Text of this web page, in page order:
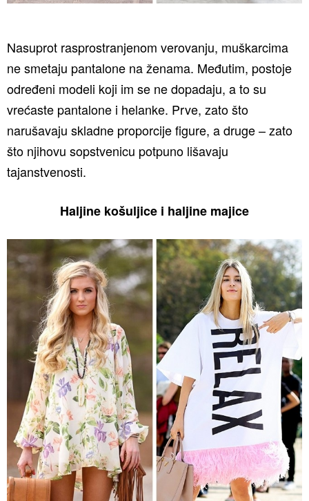
Nasuprot rasprostranjenom verovanju, muškarcima
ne smetaju pantalone na ženama. Međutim, postoje
određeni modeli koji im se ne dopadaju, a to su
vrećaste pantalone i helanke. Prve, zato što
narušavaju skladne proporcije figure, a druge – zato
što njihovu sopstvenicu potpuno lišavaju
tajanstvenosti.
Haljine košuljice i haljine majice